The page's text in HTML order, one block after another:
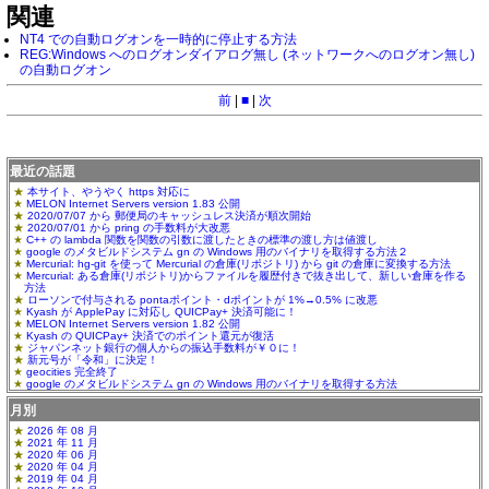
関連
NT4 での自動ログオンを一時的に停止する方法
REG:Windows へのログオンダイアログ無し (ネットワークへのログオン無し)
の自動ログオン
前| ■| 次
最近の話題
本サイト、やうやく https 対応に
MELON Internet Servers version 1.83 公開
2020/07/07 から 郵便局のキャッシュレス決済が順次開始
2020/07/01 から pring の手数料が大改悪
C++ の lambda 関数を関数の引数に渡したときの標準の渡し方は値渡し
google のメタビルドシステム gn の Windows 用のバイナリを取得する方法２
Mercurial: hg-git を使って Mercurial の倉庫(リポジトリ) から git の倉庫に変換する方法
Mercurial: ある倉庫(リポジトリ)からファイルを履歴付きで抜き出して、新しい倉庫を作る
方法
ローソンで付与される pontaポイント・dポイントが 1%→0.5% に改悪
Kyash が ApplePay に対応し QUICPay+ 決済可能に！
MELON Internet Servers version 1.82 公開
Kyash の QUICPay+ 決済でのポイント還元が復活
ジャパンネット銀行の個人からの振込手数料が￥０に！
新元号が「令和」に決定！
geocities 完全終了
google のメタビルドシステム gn の Windows 用のバイナリを取得する方法
月別
2026 年 08 月
2021 年 11 月
2020 年 06 月
2020 年 04 月
2019 年 04 月